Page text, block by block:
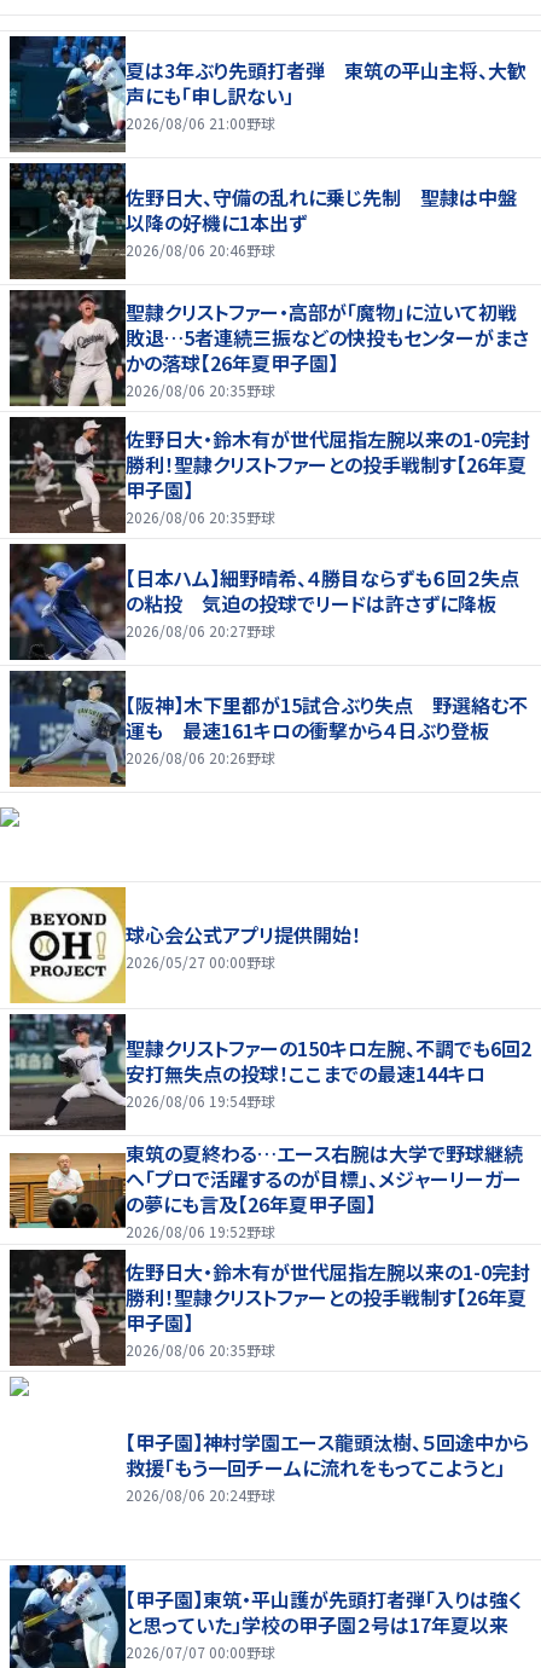
夏は3年ぶり先頭打者弾 東筑の平山主将、大歓
声にも「申し訳ない」
2026/08/06 21:00野球
佐野日大、守備の乱れに乗じ先制 聖隷は中盤
以降の好機に1本出ず
2026/08/06 20:46野球
聖隷クリストファー・高部が「魔物」に泣いて初戦
敗退…5者連続三振などの快投もセンターがまさ
かの落球【26年夏甲子園】
2026/08/06 20:35野球
佐野日大・鈴木有が世代屈指左腕以来の1-0完封
勝利！聖隷クリストファーとの投手戦制す【26年夏
甲子園】
2026/08/06 20:35野球
【日本ハム】細野晴希、４勝目ならずも６回２失点
の粘投 気迫の投球でリードは許さずに降板
2026/08/06 20:27野球
【阪神】木下里都が15試合ぶり失点 野選絡む不
運も 最速161キロの衝撃から４日ぶり登板
2026/08/06 20:26野球
球心会公式アプリ提供開始！
2026/05/27 00:00野球
聖隷クリストファーの150キロ左腕、不調でも6回2
安打無失点の投球！ここまでの最速144キロ
2026/08/06 19:54野球
東筑の夏終わる…エース右腕は大学で野球継続
へ「プロで活躍するのが目標」、メジャーリーガー
の夢にも言及【26年夏甲子園】
2026/08/06 19:52野球
佐野日大・鈴木有が世代屈指左腕以来の1-0完封
勝利！聖隷クリストファーとの投手戦制す【26年夏
甲子園】
2026/08/06 20:35野球
【甲子園】神村学園エース龍頭汰樹、５回途中から
救援「もう一回チームに流れをもってこようと」
2026/08/06 20:24野球
【甲子園】東筑・平山護が先頭打者弾「入りは強く
と思っていた」学校の甲子園２号は17年夏以来
2026/07/07 00:00野球